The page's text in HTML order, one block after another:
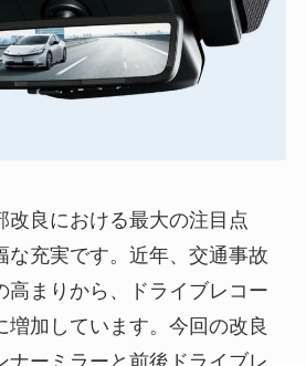
改良における最大の注目点
な充実です。近年、交通事故
高まりから、ドライブレコー
増加しています。今回の改良
ナーミラーと前後ドライブレ